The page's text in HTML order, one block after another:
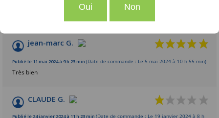
jean-marc G.
Publié le 11 mai 2024 à 9 h 23 min (Date de commande : Le 5 mai 2024 à 10 h 55 min)
Très bien
CLAUDE G.
Publié le 24 janvier 2024 à 11 h 23 min (Date de commande : Le 19 janvier 2024 à 8 h
Oui Non